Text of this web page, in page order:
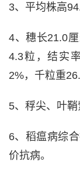
3、平均株高
4、穗长21.0
4.3粒，结实
2%，千粒重
5、稃尖、叶鞘
6、稻瘟病综
价抗病。